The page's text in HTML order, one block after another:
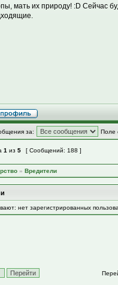
мать их природу! :D Сейчас
за: Поле
1 из 5 [ Сообщений: 188 ]
» Вредители
нет зарегистрированных